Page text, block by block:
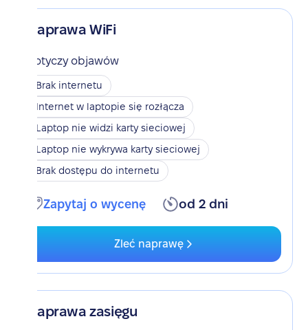
Naprawa WiFi
Dotyczy objawów
Brak internetu
Internet w laptopie się rozłącza
Laptop nie widzi karty sieciowej
Laptop nie wykrywa karty sieciowej
Brak dostępu do internetu
Zapytaj o wycenę od 2 dni
Zleć naprawę
Naprawa zasięgu